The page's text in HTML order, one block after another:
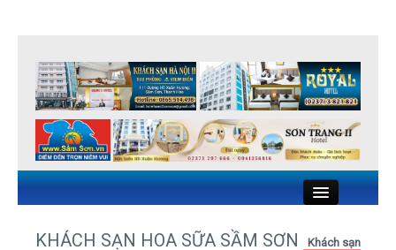
KHÁCH SẠN HOA SỮA SẦM SƠN Khách sạn